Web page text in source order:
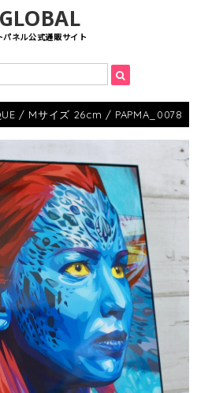
パネル公式通販サイト
/ Mサイズ 26cm / PAPMA_0078